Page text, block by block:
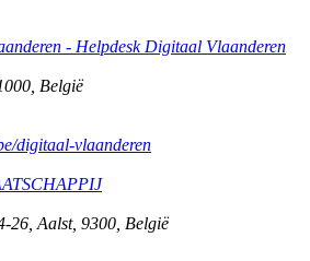
- Helpdesk Digitaal Vlaanderen
België
digitaal-vlaanderen
26 Aalst, 9300 België